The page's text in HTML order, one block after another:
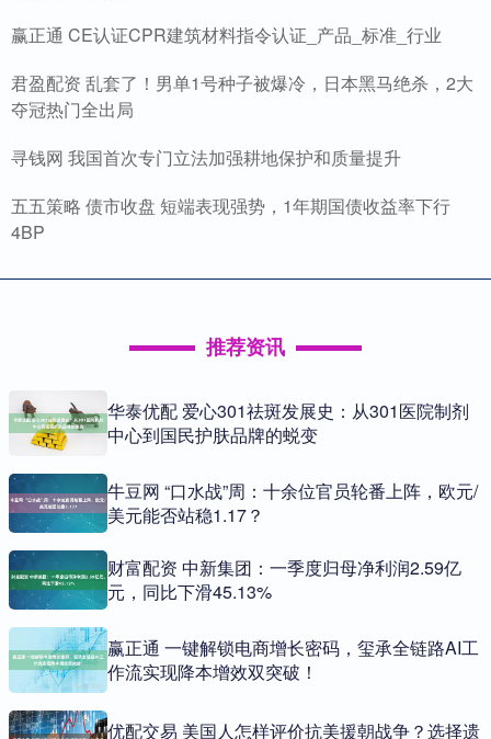
赢正通 CE认证CPR建筑材料指令认证_产品_标准_行业
君盈配资 乱套了！男单1号种子被爆冷，日本黑马绝杀，2大
夺冠热门全出局
寻钱网 我国首次专门立法加强耕地保护和质量提升
五五策略 债市收盘 短端表现强势，1年期国债收益率下行
4BP
推荐资讯
华泰优配 爱心301祛斑发展史：从301医院制剂
中心到国民护肤品牌的蜕变
牛豆网 “口水战”周：十余位官员轮番上阵，欧元/
美元能否站稳1.17？
财富配资 中新集团：一季度归母净利润2.59亿
元，同比下滑45.13%
赢正通 一键解锁电商增长密码，玺承全链路AI工
作流实现降本增效双突破！
优配交易 美国人怎样评价抗美援朝战争？选择遗